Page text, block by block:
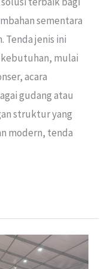
sementara
Tenda jenis ini
mulai
acara
gudang atau
struktur yang
modern, tenda